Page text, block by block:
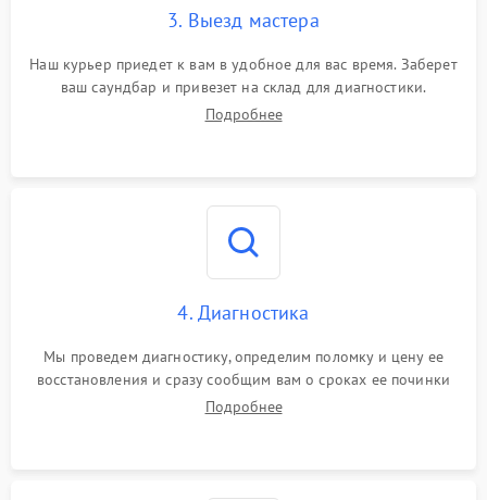
3. Выезд мастера
Наш курьер приедет к вам в удобное для вас время. Заберет
ваш саундбар и привезет на склад для диагностики.
Подробнее
4. Диагностика
Мы проведем диагностику, определим поломку и цену ее
восстановления и сразу сообщим вам о сроках ее починки
Подробнее